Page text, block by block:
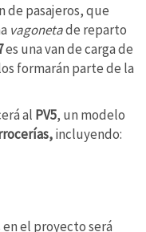
de pasajeros, que
vagonetade reparto
es una van de carga de
formarán parte de la
al PV5, un modelo
incluyendo:
el proyecto será